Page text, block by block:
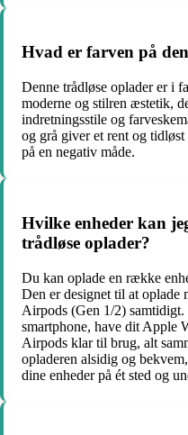
Hvad er farven på
Denne trådløse oplader er i
moderne og stilren æstetik,
indretningsstile og
og grå giver et rent og
på en negativ måde.
Hvilke enheder kan
trådløse oplader?
Du kan oplade en række
Den er designet til at oplade
Airpods (Gen 1/2)
smartphone, have dit Apple
Airpods klar til brug, alt
opladeren alsidig og
dine enheder på ét sted og